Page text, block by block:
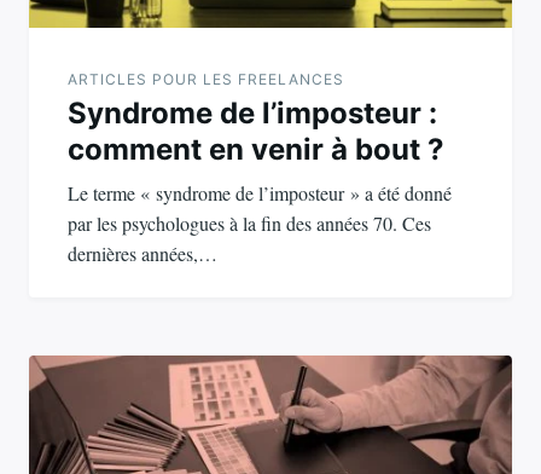
ARTICLES POUR LES FREELANCES
Syndrome de l’imposteur :
comment en venir à bout ?
Le terme « syndrome de l’imposteur » a été donné
par les psychologues à la fin des années 70. Ces
dernières années,…